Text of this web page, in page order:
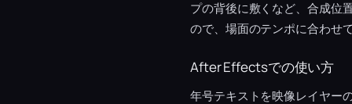
プの背後に敷くなど、合成位
ので、場面のテンポに合わせ
After Effectsでの使い方
年号テキストを映像レイヤー